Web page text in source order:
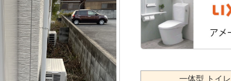
一体型 トイレ